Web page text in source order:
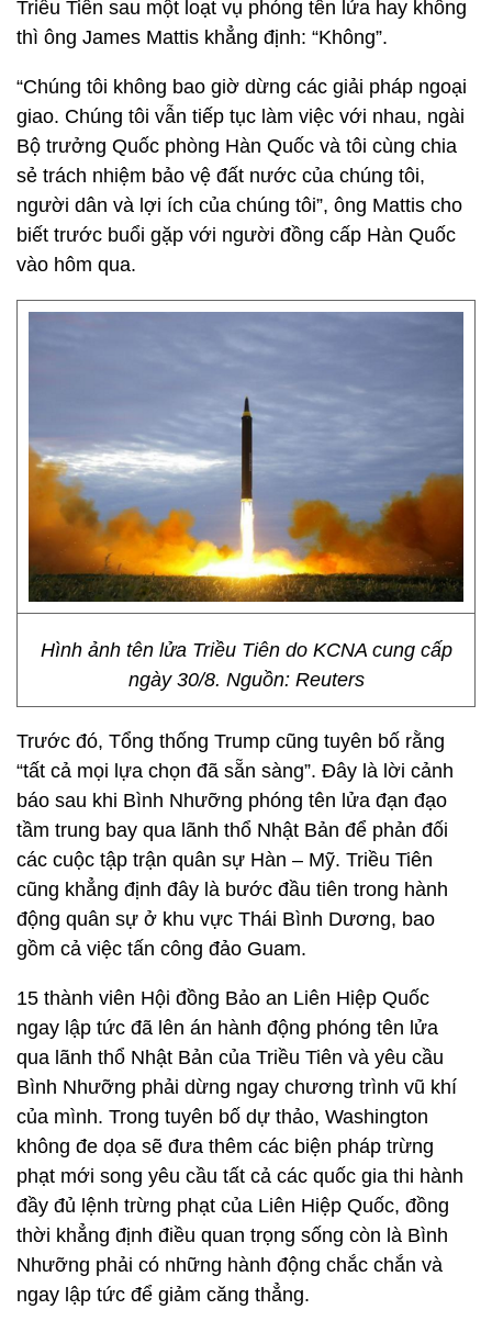
Triều Tiên sau một loạt vụ phóng tên lửa hay không
thì ông James Mattis khẳng định: “Không”.
“Chúng tôi không bao giờ dừng các giải pháp ngoại
giao. Chúng tôi vẫn tiếp tục làm việc với nhau, ngài
Bộ trưởng Quốc phòng Hàn Quốc và tôi cùng chia
sẻ trách nhiệm bảo vệ đất nước của chúng tôi,
người dân và lợi ích của chúng tôi”, ông Mattis cho
biết trước buổi gặp với người đồng cấp Hàn Quốc
vào hôm qua.
Hình ảnh tên lửa Triều Tiên do KCNA cung cấp
ngày 30/8. Nguồn: Reuters
Trước đó, Tổng thống Trump cũng tuyên bố rằng
“tất cả mọi lựa chọn đã sẵn sàng”. Đây là lời cảnh
báo sau khi Bình Nhưỡng phóng tên lửa đạn đạo
tầm trung bay qua lãnh thổ Nhật Bản để phản đối
các cuộc tập trận quân sự Hàn – Mỹ. Triều Tiên
cũng khẳng định đây là bước đầu tiên trong hành
động quân sự ở khu vực Thái Bình Dương, bao
gồm cả việc tấn công đảo Guam.
15 thành viên Hội đồng Bảo an Liên Hiệp Quốc
ngay lập tức đã lên án hành động phóng tên lửa
qua lãnh thổ Nhật Bản của Triều Tiên và yêu cầu
Bình Nhưỡng phải dừng ngay chương trình vũ khí
của mình. Trong tuyên bố dự thảo, Washington
không đe dọa sẽ đưa thêm các biện pháp trừng
phạt mới song yêu cầu tất cả các quốc gia thi hành
đầy đủ lệnh trừng phạt của Liên Hiệp Quốc, đồng
thời khẳng định điều quan trọng sống còn là Bình
Nhưỡng phải có những hành động chắc chắn và
ngay lập tức để giảm căng thẳng.